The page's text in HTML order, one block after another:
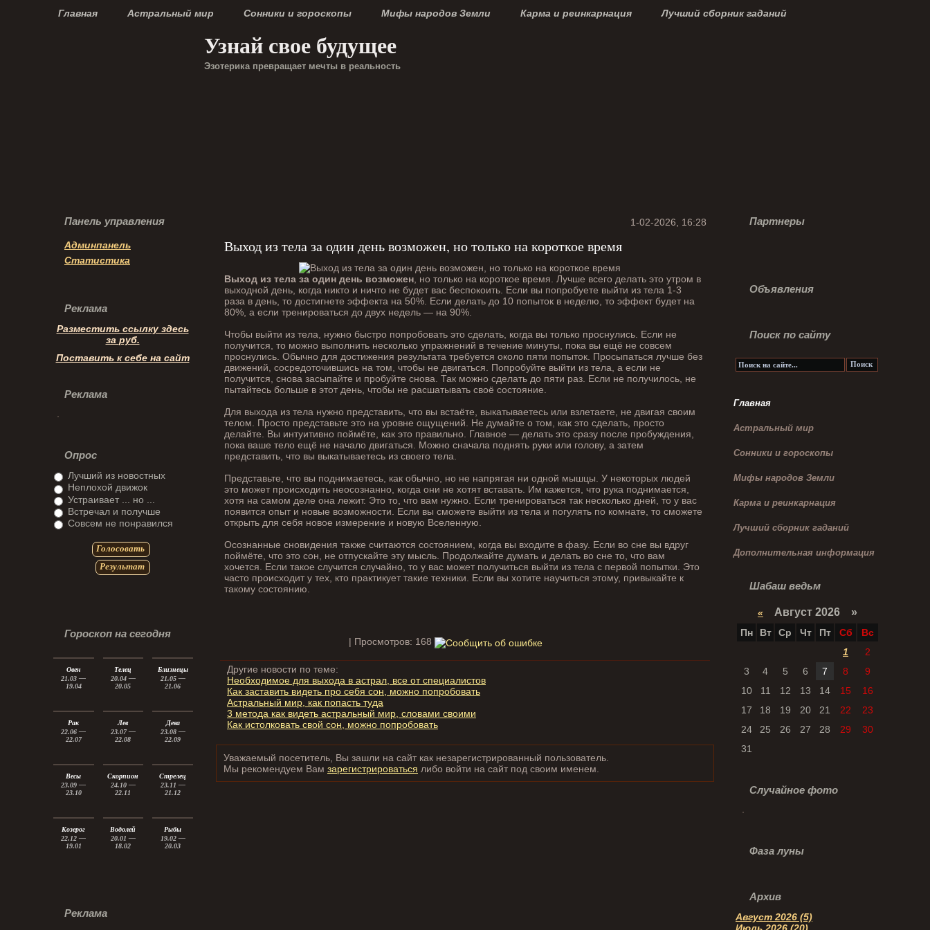
Главная Астральный мир Сонники и гороскопы Мифы народов Земли Карма и реинкарнация Лучший сборник гаданий
Узнай свое будущее
Эзотерика превращает мечты в реальность
Панель управления
Админпанель
Статистика
Реклама
Разместить ссылку здесь
за руб.
Поставить к себе на сайт
Реклама
Опрос
Лучший из новостных
Неплохой движок
Устраивает ... но ...
Встречал и получше
Совсем не понравился
Голосовать
Результат
Гороскоп на сегодня
Овен
21.03 —
19.04
Телец
20.04 —
20.05
Близнецы
21.05 —
21.06
Рак
22.06 —
22.07
Лев
23.07 —
22.08
Дева
23.08 —
22.09
Весы
23.09 —
23.10
Скорпион
24.10 —
22.11
Стрелец
23.11 —
21.12
Козерог
22.12 —
19.01
Водолей
20.01 —
18.02
Рыбы
19.02 —
20.03
Реклама
1-02-2026, 16:28
Выход из тела за один день возможен, но только на короткое время
Выход из тела за один день возможен , но только на короткое время. Лучше всего делать это утром в
выходной день, когда никто и ничто не будет вас беспокоить. Если вы попробуете выйти из тела 1-3
раза в день, то достигнете эффекта на 50%. Если делать до 10 попыток в неделю, то эффект будет на
80%, а если тренироваться до двух недель — на 90%.
Чтобы выйти из тела, нужно быстро попробовать это сделать, когда вы только проснулись. Если не
получится, то можно выполнить несколько упражнений в течение минуты, пока вы ещё не совсем
проснулись. Обычно для достижения результата требуется около пяти попыток. Просыпаться лучше без
движений, сосредоточившись на том, чтобы не двигаться. Попробуйте выйти из тела, а если не
получится, снова засыпайте и пробуйте снова. Так можно сделать до пяти раз. Если не получилось, не
пытайтесь больше в этот день, чтобы не расшатывать своё состояние.
Для выхода из тела нужно представить, что вы встаёте, выкатываетесь или взлетаете, не двигая своим
телом. Просто представьте это на уровне ощущений. Не думайте о том, как это сделать, просто
делайте. Вы интуитивно поймёте, как это правильно. Главное — делать это сразу после пробуждения,
пока ваше тело ещё не начало двигаться. Можно сначала поднять руки или голову, а затем
представить, что вы выкатываетесь из своего тела.
Представьте, что вы поднимаетесь, как обычно, но не напрягая ни одной мышцы. У некоторых людей
это может происходить неосознанно, когда они не хотят вставать. Им кажется, что рука поднимается,
хотя на самом деле она лежит. Это то, что вам нужно. Если тренироваться так несколько дней, то у вас
появится опыт и новые возможности. Если вы сможете выйти из тела и погулять по комнате, то сможете
открыть для себя новое измерение и новую Вселенную.
Осознанные сновидения также считаются состоянием, когда вы входите в фазу. Если во сне вы вдруг
поймёте, что это сон, не отпускайте эту мысль. Продолжайте думать и делать во сне то, что вам
хочется. Если такое случится случайно, то у вас может получиться выйти из тела с первой попытки. Это
часто происходит у тех, кто практикует такие техники. Если вы хотите научиться этому, привыкайте к
такому состоянию.
| Просмотров: 168
Другие новости по теме:
Необходимое для выхода в астрал, все от специалистов
Как заставить видеть про себя сон, можно попробовать
Астральный мир, как попасть туда
3 метода как видеть астральный мир, словами своими
Как истолковать свой сон, можно попробовать
Уважаемый посетитель, Вы зашли на сайт как незарегистрированный пользователь.
Мы рекомендуем Вам зарегистрироваться либо войти на сайт под своим именем.
Партнеры
Объявления
Поиск по сайту
Главная
Астральный мир
Сонники и гороскопы
Мифы народов Земли
Карма и реинкарнация
Лучший сборник гаданий
Дополнительная информация
Шабаш ведьм
« Август 2026 »
Пн Вт Ср Чт Пт Сб
Вс
1
2
3
4 5 6 7 8
9
10
11 12 13 14 15
16
17
18 19 20 21 22
23
24
25 26 27 28 29
30
31
Случайное фото
Фаза луны
Архив
Август 2026 (5)